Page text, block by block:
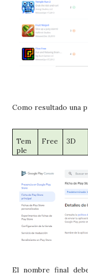
Como resultado una
Tem
ple
Free 3D
El nombre final